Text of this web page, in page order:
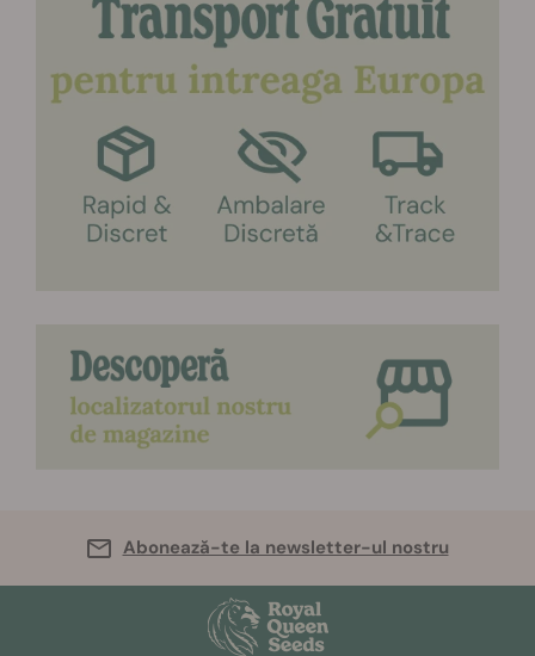
Abonează-te la newsletter-ul nostru